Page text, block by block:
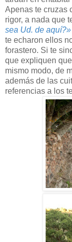
Apenas te cruzas
rigor, a nada que
sea Ud. de aquí?»
te echaron ellos
forastero. Si te
que expliquen
mismo modo, de
además de las
referencias a los